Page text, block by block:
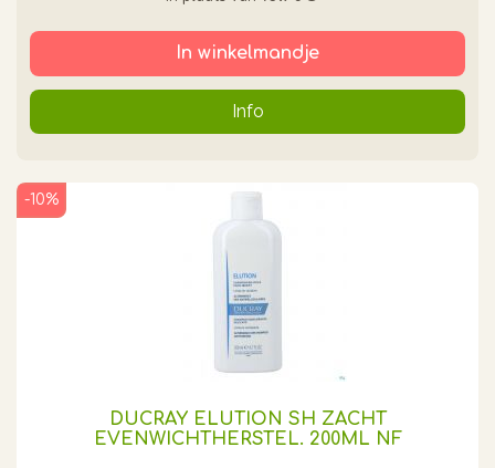
In winkelmandje
Info
DUCRAY ELUTION SH ZACHT
EVENWICHTHERSTEL. 200ML NF
-10%